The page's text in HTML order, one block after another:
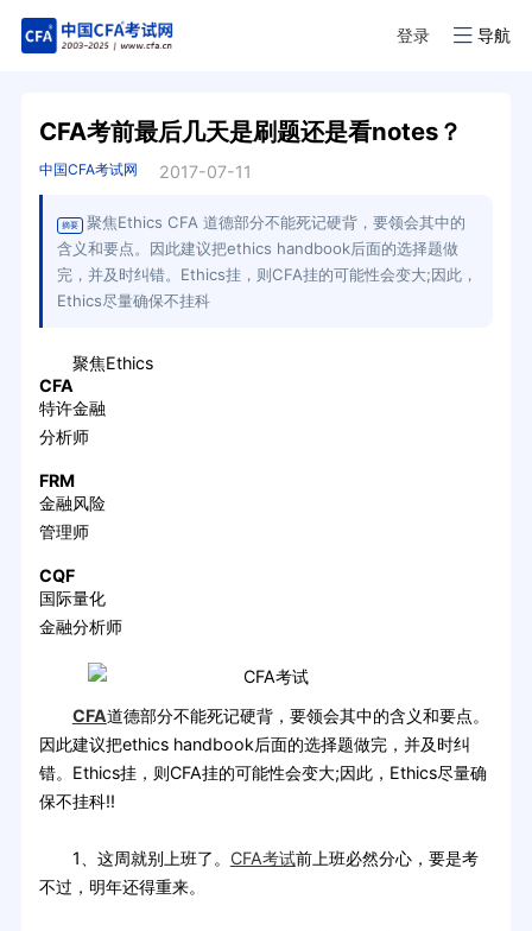
登录 导航
CFA考前最后几天是刷题还是看notes？
中国CFA考试网 2017-07-11
摘要
聚焦Ethics CFA 道德部分不能死记硬背，要领会其中的
含义和要点。因此建议把ethics handbook后面的选择题做
完，并及时纠错。Ethics挂，则CFA挂的可能性会变大;因此，
Ethics尽量确保不挂科
聚焦Ethics
CFA
特许金融
分析师
FRM
金融风险
管理师
CQF
国际量化
金融分析师
CFA道德部分不能死记硬背，要领会其中的含义和要点。
因此建议把ethics handbook后面的选择题做完，并及时纠
错。Ethics挂，则CFA挂的可能性会变大;因此，Ethics尽量确
保不挂科!!
1、这周就别上班了。 CFA考试前上班必然分心，要是考
不过，明年还得重来。